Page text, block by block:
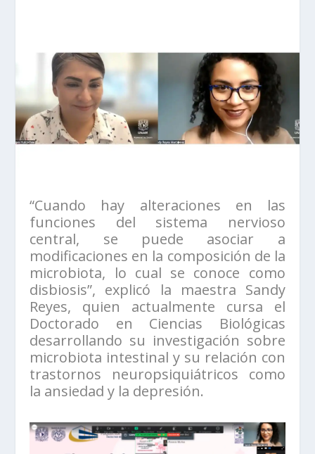
“Cuando hay alteraciones en las
funciones del sistema nervioso
central, se puede asociar a
modificaciones en la composición de la
microbiota, lo cual se conoce como
disbiosis”, explicó la maestra Sandy
Reyes, quien actualmente cursa el
Doctorado en Ciencias Biológicas
desarrollando su investigación sobre
microbiota intestinal y su relación con
trastornos neuropsiquiátricos como
la ansiedad y la depresión.